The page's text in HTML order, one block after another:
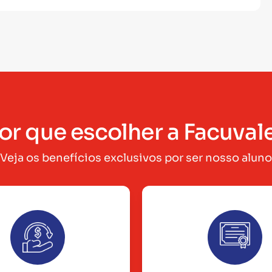
que escolher a
Veja os benefícios exclusivos por ser nosso aluno